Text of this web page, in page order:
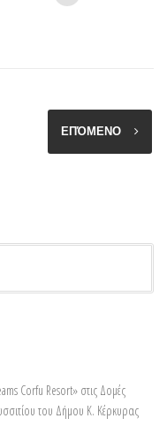
ΕΠΌΜΕΝΟ
Corfu Resort» στις Δομές
του Δήμου Κ. Κέρκυρας